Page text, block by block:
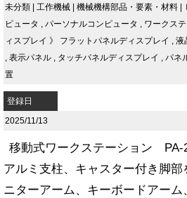
未分類
工作機械 機械機構部品・要素・材料
ピュータ , パーソナルコンピュータ , ワークス
ィスプレイ 》 フラットパネルディスプレイ , 液
, 表示パネル , タッチパネルディスプレイ , パネ
置
登録日
2025/11/13
移動式ワークステーション
アルミ支柱、キャスター付き脚
ニターアーム、キーボードアーム